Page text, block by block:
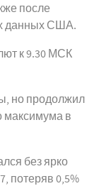
после
данных США.
к 9.30 МСК
но продолжил
максимума в
без ярко
потеряв 0,5%